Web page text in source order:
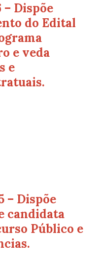
– Dispõe
do Edital
e veda
e
– Dispõe
candidata
Público e